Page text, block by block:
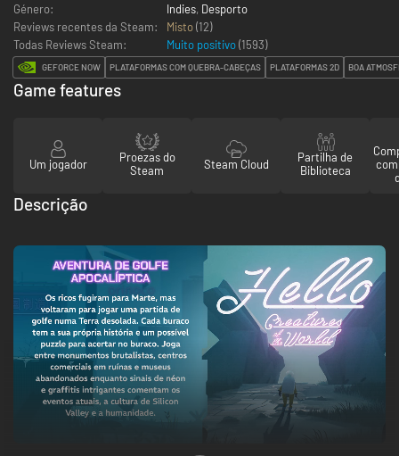
Género:
Indies, Desporto
Reviews recentes da Steam:
Misto(12)
Todas Reviews Steam:
Muito positivo(1593)
GEFORCE NOW PLATAFORMAS COM QUEBRA-CABEÇAS PLATAFORMAS 2D BOA
Game features
Um jogador
Proezas do
Steam
Steam Cloud
Partilha de
Biblioteca
Descrição